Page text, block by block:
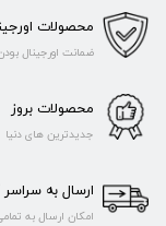
محصولات
ضمانت اورجینال
محصولات بروز
جدیدترین های دنیا
ارسال به
امکان ارسال به